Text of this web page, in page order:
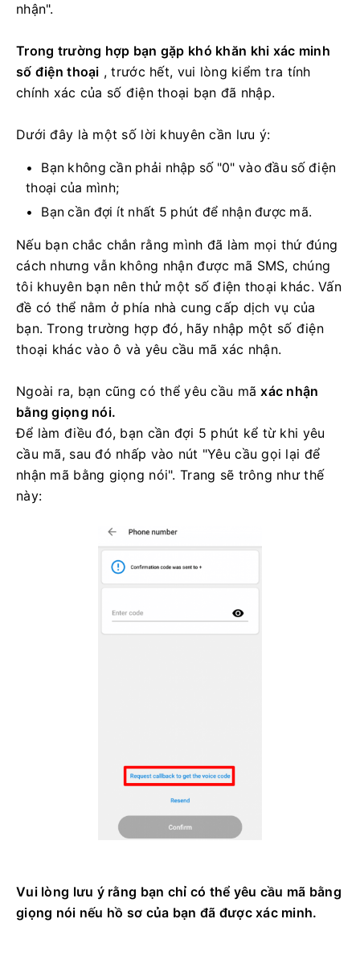
nhận".
Trong trường hợp bạn gặp khó khăn khi xác minh
số điện thoại , trước hết, vui lòng kiểm tra tính
chính xác của số điện thoại bạn đã nhập.
Dưới đây là một số lời khuyên cần lưu ý:
Bạn không cần phải nhập số "0" vào đầu số điện
thoại của mình;
Bạn cần đợi ít nhất 5 phút để nhận được mã.
Nếu bạn chắc chắn rằng mình đã làm mọi thứ đúng
cách nhưng vẫn không nhận được mã SMS, chúng
tôi khuyên bạn nên thử một số điện thoại khác. Vấn
đề có thể nằm ở phía nhà cung cấp dịch vụ của
bạn. Trong trường hợp đó, hãy nhập một số điện
thoại khác vào ô và yêu cầu mã xác nhận.
Ngoài ra, bạn cũng có thể yêu cầu mãxác nhận
bằng giọng nói.
Để làm điều đó, bạn cần đợi 5 phút kể từ khi yêu
cầu mã, sau đó nhấp vào nút "Yêu cầu gọi lại để
nhận mã bằng giọng nói". Trang sẽ trông như thế
này:
Vui lòng lưu ý rằng bạn chỉ có thể yêu cầu mã bằng
giọng nói nếu hồ sơ của bạn đã được xác minh.